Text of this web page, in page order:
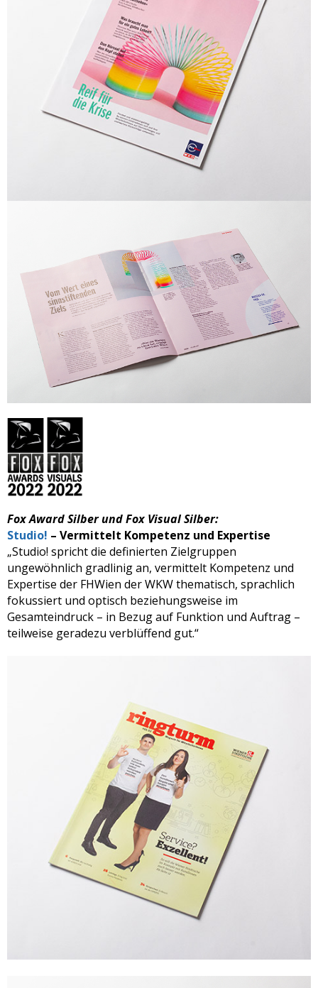
Fox Award Silber und Fox Visual Silber:
Studio! – Vermittelt Kompetenz und Expertise
„Studio! spricht die definierten Zielgruppen
ungewöhnlich gradlinig an, vermittelt Kompetenz und
Expertise der FHWien der WKW thematisch, sprachlich
fokussiert und optisch beziehungsweise im
Gesamteindruck – in Bezug auf Funktion und Auftrag –
teilweise geradezu verblüffend gut.“